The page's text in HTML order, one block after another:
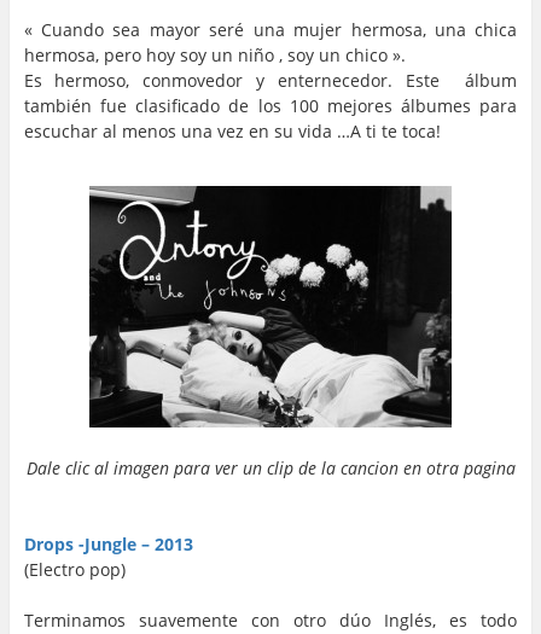
« Cuando sea mayor seré una mujer hermosa, una chica
hermosa, pero hoy soy un niño , soy un chico ».
Es hermoso, conmovedor y enternecedor. Este álbum
también fue clasificado de los 100 mejores álbumes para
escuchar al menos una vez en su vida …A ti te toca!
Dale clic al imagen para ver un clip de la cancion en otra pagina
Drops -Jungle – 2013
(Electro pop)
Terminamos suavemente con otro dúo Inglés, es todo